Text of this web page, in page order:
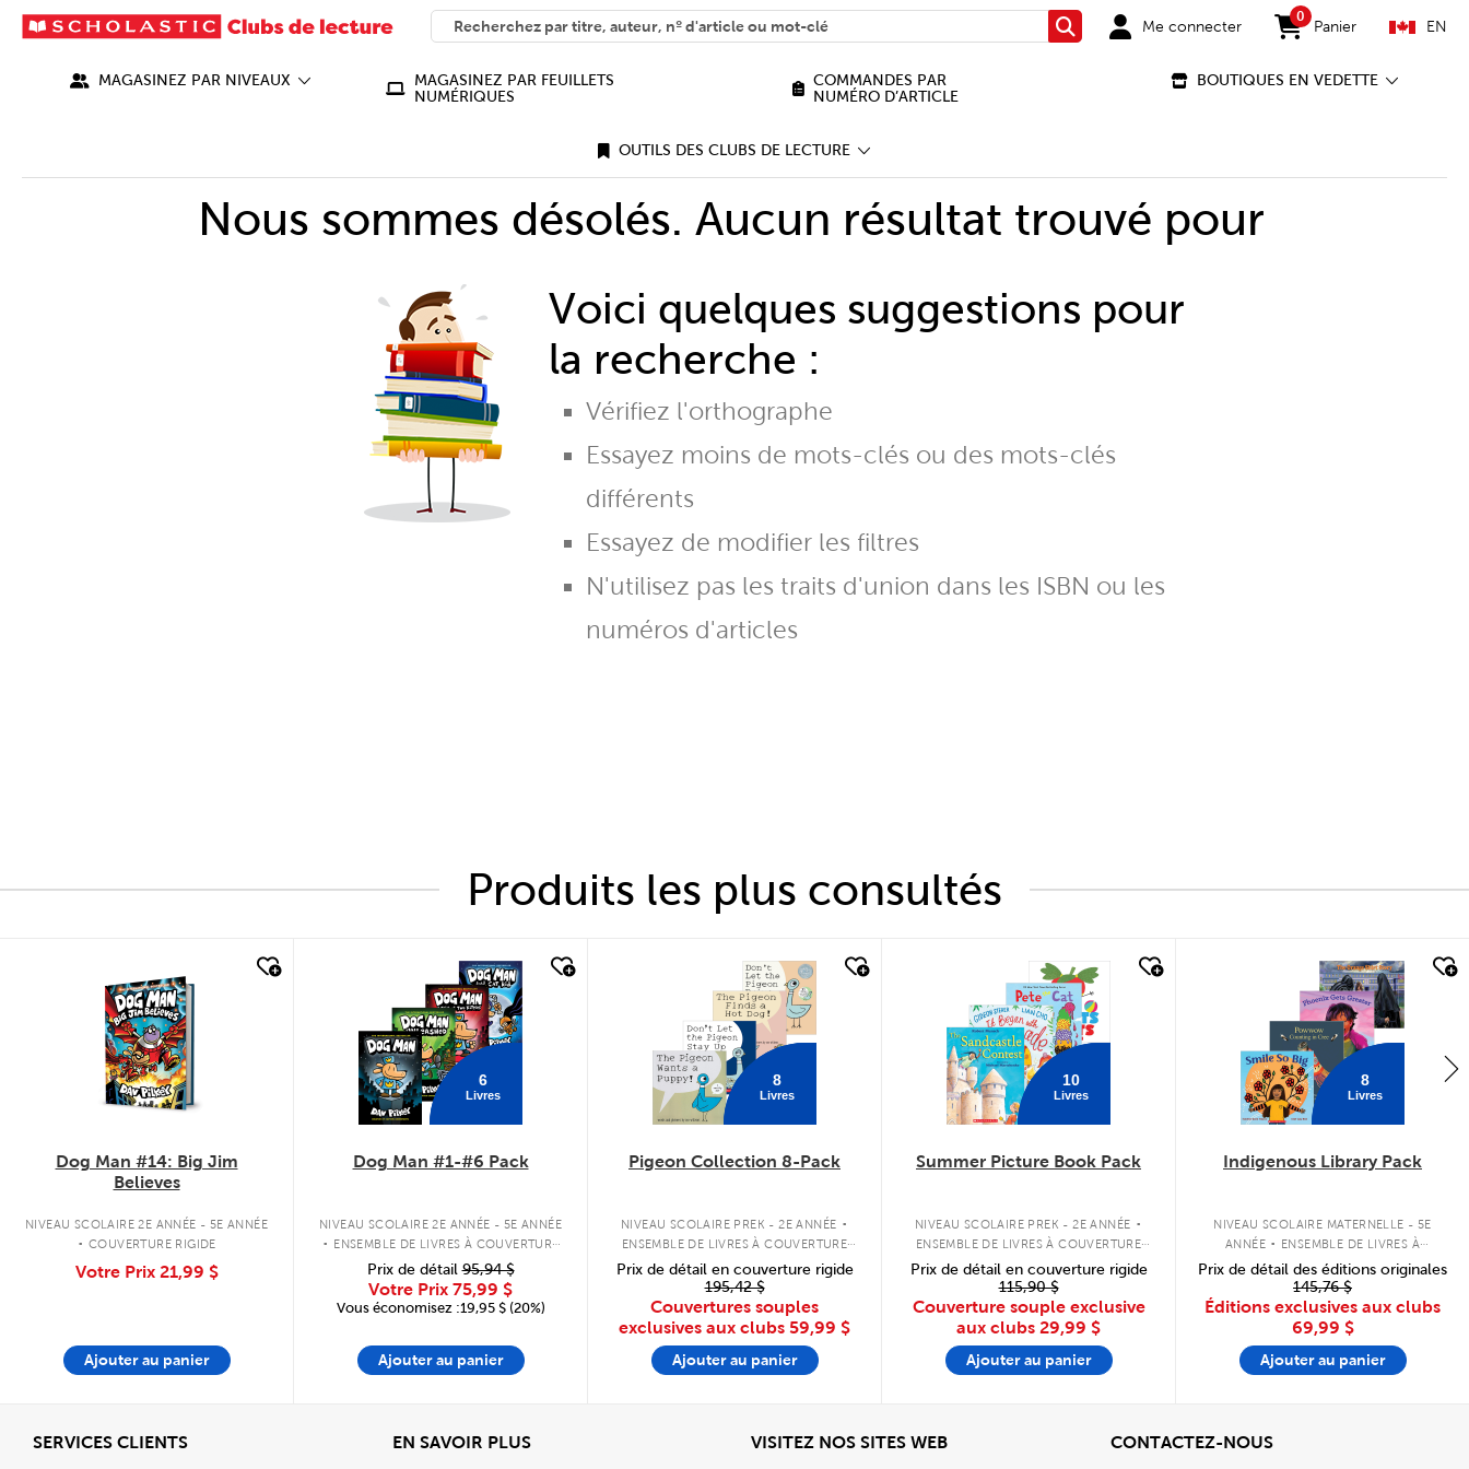
SEARCH
What can we help you find?
RechercherMe connecter
0
items in cart
Panier EN
MAGASINEZ PAR NIVEAUX
MAGASINEZ PAR FEUILLETS
NUMÉRIQUES
COMMANDES PAR
NUMÉRO D’ARTICLE
BOUTIQUES EN VEDETTE
OUTILS DES CLUBS DE LECTURE
Nous sommes désolés. Aucun résultat trouvé pour
Voici quelques suggestions pour
la recherche :
Vérifiez l'orthographe
Essayez moins de mots-clés ou des mots-clés
différents
Essayez de modifier les filtres
N'utilisez pas les traits d'union dans les ISBN ou les
numéros d'articles
Produits les plus consultés
Dog Man #14: Big Jim
Believes
NIVEAU SCOLAIRE 2E ANNÉE - 5E ANNÉE
. COUVERTURE RIGIDE
Votre Prix 21,99 $
Ajouter au panier
6
Livres
Dog Man #1-#6 Pack
NIVEAU SCOLAIRE 2E ANNÉE - 5E ANNÉE
. ENSEMBLE DE LIVRES À COUVERTURE
RIGIDE
Prix de détail95,94 $
Votre Prix 75,99 $
Vous économisez :19,95 $ (20%)
Ajouter au panier
8
Livres
Pigeon Collection 8-Pack
NIVEAU SCOLAIRE PREK - 2E ANNÉE .
ENSEMBLE DE LIVRES À COUVERTURE
Prix de détail en couverture rigide
195,42 $
Couvertures souples
exclusives aux clubs 59,99 $
Ajouter au panier
10
Livres
Summer Picture Book Pack
NIVEAU SCOLAIRE PREK - 2E ANNÉE .
ENSEMBLE DE LIVRES À COUVERTURE
Prix de détail en couverture rigide
115,90 $
Couverture souple exclusive
aux clubs 29,99 $
Ajouter au panier
8
Livres
Indigenous Library Pack
NIVEAU SCOLAIRE MATERNELLE - 5E
ANNÉE . ENSEMBLE DE LIVRES À
COUVERTURE SOUPLE
Prix de détail des éditions originales
145,76 $
Éditions exclusives aux clubs
69,99 $
Ajouter au panier
SERVICES CLIENTSAfficher EN SAVOIR PLUSView VISITEZ NOS SITES WEBAfficher CONTACTEZ-NOUSView